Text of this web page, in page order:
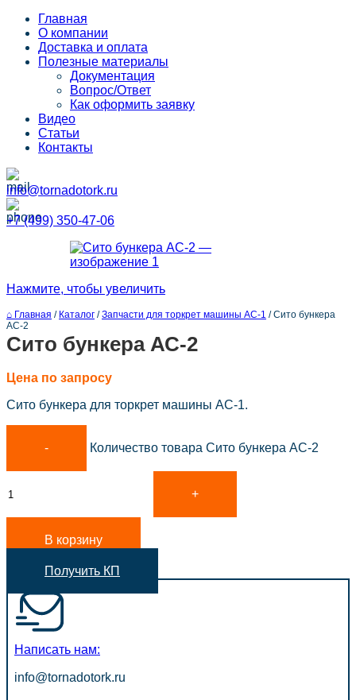
Главная
О компании
Доставка и оплата
Полезные материалы
Документация
Вопрос/Ответ
Как оформить заявку
Видео
Статьи
Контакты
info@tornadotork.ru
+7 (499) 350-47-06
Нажмите, чтобы увеличить
⌂ Главная / Каталог /Запчасти для торкрет машины АС-1 /Сито бункера
АС-2
Сито бункера АС-2
Цена по запросу
Сито бункера для торкрет машины АС-1.
Количество товара Сито бункера АС-2
В корзину
Получить КП
Написать нам:
info@tornadotork.ru